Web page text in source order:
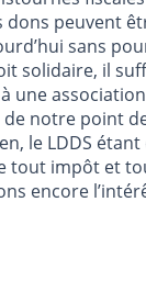
dons peuvent
sans
solidaire, il
une
de notre point
le LDDS
tout impôt et
encore